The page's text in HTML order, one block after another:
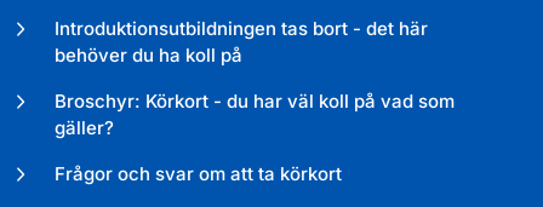
Introduktionsutbildningen tas bort - det här
behöver du ha koll på
Broschyr: Körkort - du har väl koll på vad som
gäller?
Frågor och svar om att ta körkort